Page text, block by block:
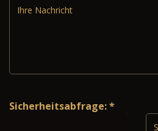
Sicherheitsabfrage: *